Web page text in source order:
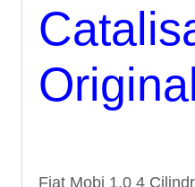
Fiat Mobi 1.0 4